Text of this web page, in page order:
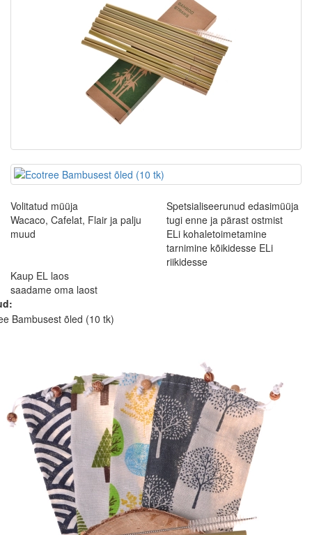
Volitatud müüja
Wacaco, Cafelat, Flair ja palju
muud
Spetsialiseerunud edasimüüja
tugi enne ja pärast ostmist
ELi kohaletoimetamine
tarnimine kõikidesse ELi
riikidesse
Kaup EL laos
saadame oma laost